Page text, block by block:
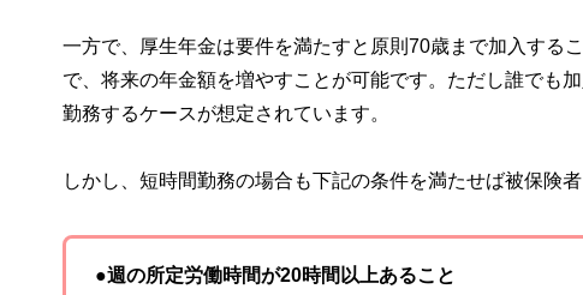
一方で、厚生年金は要件を満たすと原則70歳まで加入する
で、将来の年金額を増やすことが可能です。ただし誰でも
勤務するケースが想定されています。
しかし、短時間勤務の場合も下記の条件を満たせば被保険者
●週の所定労働時間が20時間以上あること